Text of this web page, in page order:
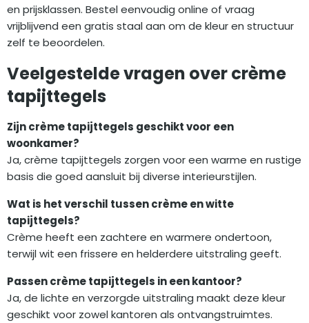
en prijsklassen. Bestel eenvoudig online of vraag
vrijblijvend een gratis staal aan om de kleur en structuur
zelf te beoordelen.
Veelgestelde vragen over crème
tapijttegels
Zijn crème tapijttegels geschikt voor een
woonkamer?
Ja, crème tapijttegels zorgen voor een warme en rustige
basis die goed aansluit bij diverse interieurstijlen.
Wat is het verschil tussen crème en witte
tapijttegels?
Crème heeft een zachtere en warmere ondertoon,
terwijl wit een frissere en helderdere uitstraling geeft.
Passen crème tapijttegels in een kantoor?
Ja, de lichte en verzorgde uitstraling maakt deze kleur
geschikt voor zowel kantoren als ontvangstruimtes.